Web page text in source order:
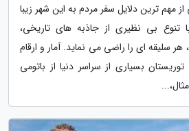
مهم ترین دلایل سفر مردم به این شهر زیبا
بی نظیری از جاذبه های تاریخی،
سلیقه ای را راضی می نماید. آمار و ارقام
بسیاری از سراسر دنیا از باتومی